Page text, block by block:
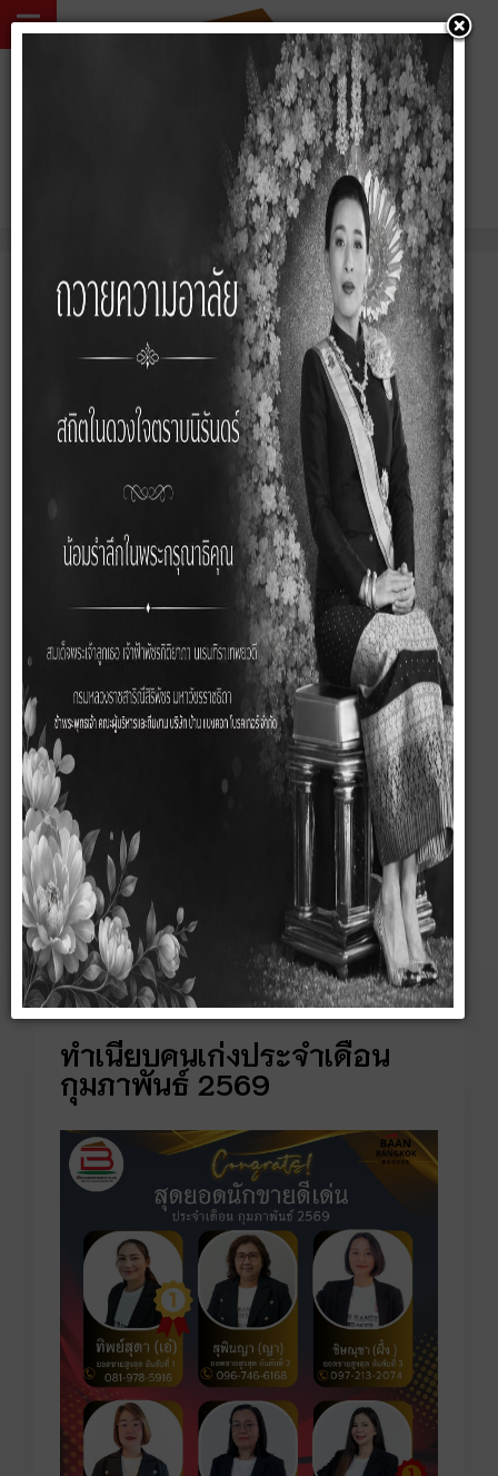
02 057 5424
ข่าวสาร/กิจกรรม ผลงานของเรา
บ้านเดี่ยว/บ้านแฝด ทาวน์เฮ้าส์/ทาวน์โฮม คอนโดมิเนียม
อพาร์ทเม้นต์/อาคาร
โรงงาน/โกดัง โรงแรม/รีสอร์ท
ที่ดินพร้อมกิจการ
ผลงานของเรา
ทำเนียบคนเก่งประจำเดือน
กุมภาพันธ์ 2569